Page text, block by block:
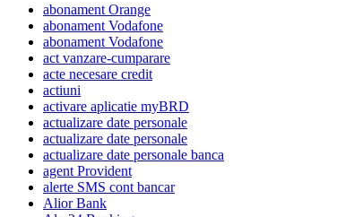
abonament Orange
abonament Vodafone
abonament Vodafone
act vanzare-cumparare
acte necesare credit
actiuni
activare aplicatie myBRD
actualizare date personale
actualizare date personale
actualizare date personale banca
agent Provident
alerte SMS cont bancar
Alior Bank